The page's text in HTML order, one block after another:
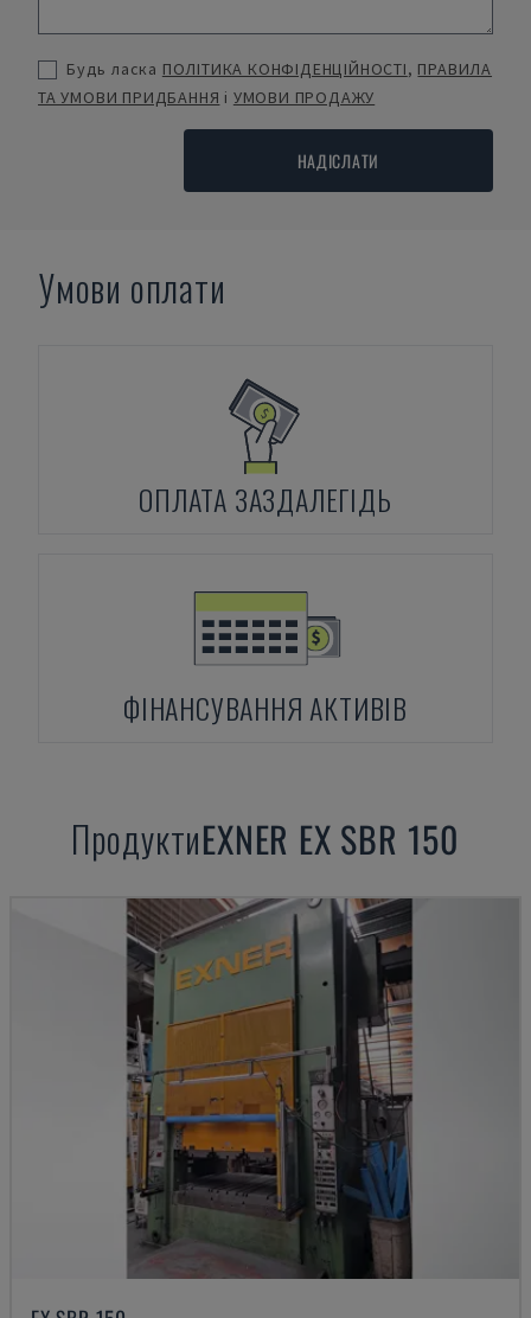
Будь ласка ПОЛІТИКА КОНФІДЕНЦІЙНОСТІ, ПРАВИЛА
ТА УМОВИ ПРИДБАННЯ і УМОВИ ПРОДАЖУ
НАДІСЛАТИ
Умови оплати
ОПЛАТА ЗАЗДАЛЕГІДЬ
ФІНАНСУВАННЯ АКТИВІВ
ПродуктиEXNER EX SBR 150